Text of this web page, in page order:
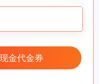
需要什么资料之后，
执照的条件，通常情